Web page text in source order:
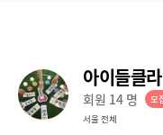
아이들클
회원 14 명
모
서울 전체